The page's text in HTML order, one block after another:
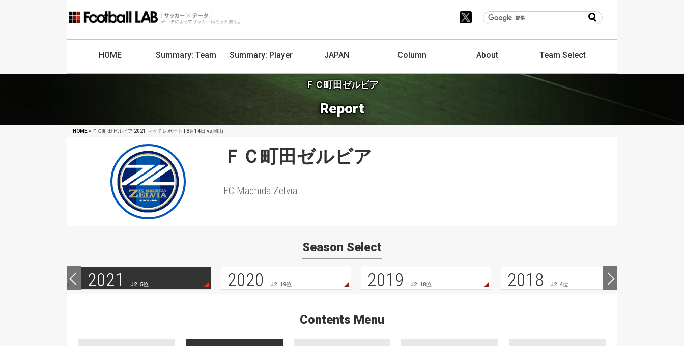
HOME Summary: Team Summary: Player JAPAN Column About TeamSelect
ＦＣ町田ゼルビア
Report
HOME» ＦＣ町田ゼルビア 2021 マッチレポート | 8月14日 vs 岡山
ＦＣ町田ゼルビア
FC Machida Zelvia
Season Select
2021 J2. 5位 2020 J2. 19位 2019 J2. 18位 2018 J2. 4位
Contents Menu